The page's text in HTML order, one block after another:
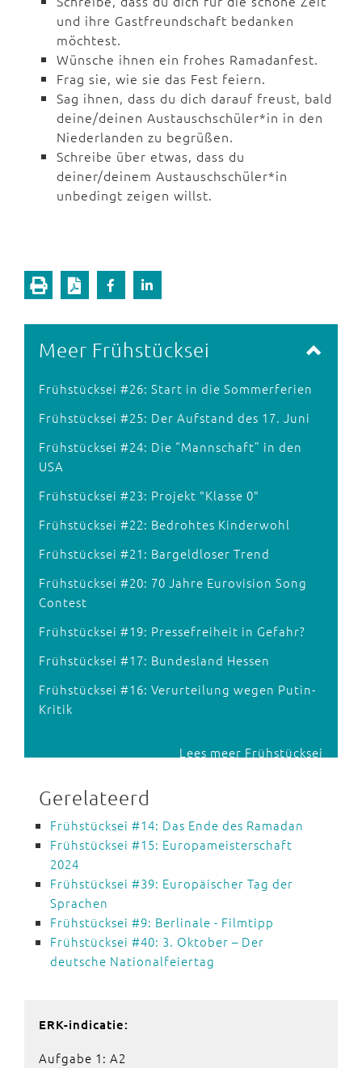
und ihre Gastfreundschaft bedanken
möchtest.
Wünsche ihnen ein frohes Ramadanfest.
Frag sie, wie sie das Fest feiern.
Sag ihnen, dass du dich darauf freust, bald
deine/deinen Austauschschüler*in in den
Niederlanden zu begrüßen.
Schreibe über etwas, dass du
deiner/deinem Austauschschüler*in
unbedingt zeigen willst.
Meer Frühstücksei
Frühstücksei #26: Start in die Sommerferien
Frühstücksei #25: Der Aufstand des 17. Juni
Frühstücksei #24: Die “Mannschaft” in den
USA
Frühstücksei #23: Projekt "Klasse 0"
Frühstücksei #22: Bedrohtes Kinderwohl
Frühstücksei #21: Bargeldloser Trend
Frühstücksei #20: 70 Jahre Eurovision Song
Contest
Frühstücksei #19: Pressefreiheit in Gefahr?
Frühstücksei #17: Bundesland Hessen
Frühstücksei #16: Verurteilung wegen Putin-
Kritik
Lees meer Frühstücksei
Gerelateerd
Frühstücksei #14: Das Ende des Ramadan
Frühstücksei #15: Europameisterschaft
2024
Frühstücksei #39: Europäischer Tag der
Sprachen
Frühstücksei #9: Berlinale - Filmtipp
Frühstücksei #40: 3. Oktober – Der
deutsche Nationalfeiertag
ERK-indicatie:
Aufgabe 1: A2